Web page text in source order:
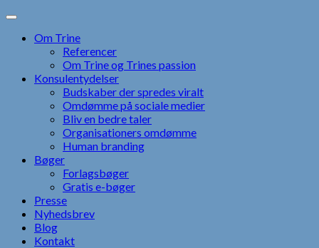
Skip
contentOm Trine
Referencer
Om Trine og Trines passion
Konsulentydelser
Budskaber der spredes viralt
Omdømme på sociale medier
Bliv en bedre taler
Organisationers omdømme
Human branding
Bøger
Forlagsbøger
Gratis e-bøger
Presse
Nyhedsbrev
Blog
Kontakt